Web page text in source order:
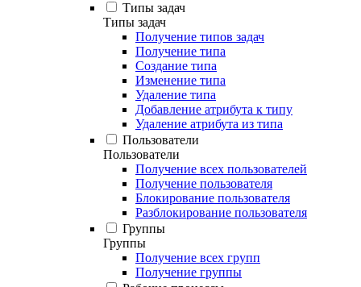
Типы задач
Типы задач
Получение типов задач
Получение типа
Создание типа
Изменение типа
Удаление типа
Добавление атрибута к типу
Удаление атрибута из типа
Пользователи
Пользователи
Получение всех пользователей
Получение пользователя
Блокирование пользователя
Разблокирование пользователя
Группы
Группы
Получение всех групп
Получение группы